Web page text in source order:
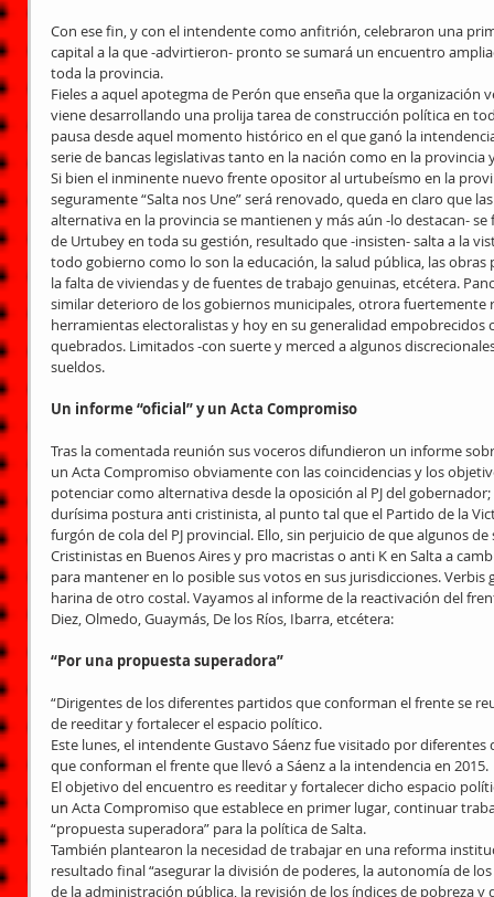
Con ese fin, y con el intendente como anfitrión, celebraron una
capital a la que -advirtieron- pronto se sumará un encuentro
toda la provincia.
Fieles a aquel apotegma de Perón que enseña que la
viene desarrollando una prolija tarea de construcción política en
pausa desde aquel momento histórico en el que ganó la
serie de bancas legislativas tanto en la nación como en la
Si bien el inminente nuevo frente opositor al urtubeísmo en la
seguramente “Salta nos Une” será renovado, queda en claro que
alternativa en la provincia se mantienen y más aún -lo destacan-
de Urtubey en toda su gestión, resultado que -insisten- salta a la
todo gobierno como lo son la educación, la salud pública, las
la falta de viviendas y de fuentes de trabajo genuinas, etcétera.
similar deterioro de los gobiernos municipales, otrora
herramientas electoralistas y hoy en su generalidad
quebrados. Limitados -con suerte y merced a algunos
sueldos.
Un informe “oficial” y un Acta Compromiso
Tras la comentada reunión sus voceros difundieron un informe
un Acta Compromiso obviamente con las coincidencias y los
potenciar como alternativa desde la oposición al PJ del
durísima postura anti cristinista, al punto tal que el Partido de la
furgón de cola del PJ provincial. Ello, sin perjuicio de que algunos
Cristinistas en Buenos Aires y pro macristas o anti K en Salta a
para mantener en lo posible sus votos en sus jurisdicciones.
harina de otro costal. Vayamos al informe de la reactivación del
Diez, Olmedo, Guaymás, De los Ríos, Ibarra, etcétera:
“Por una propuesta superadora”
“Dirigentes de los diferentes partidos que conforman el frente se
de reeditar y fortalecer el espacio político.
Este lunes, el intendente Gustavo Sáenz fue visitado por
que conforman el frente que llevó a Sáenz a la intendencia en 2015.
El objetivo del encuentro es reeditar y fortalecer dicho espacio
un Acta Compromiso que establece en primer lugar, continuar
“propuesta superadora” para la política de Salta.
También plantearon la necesidad de trabajar en una reforma
resultado final “asegurar la división de poderes, la autonomía de
de la administración pública, la revisión de los índices de pobreza